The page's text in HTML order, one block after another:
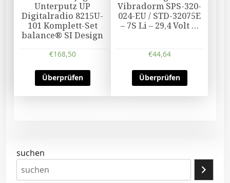
Unterputz UP
Digitalradio 8215U-
101 Komplett-Set
balance® SI Design
€168,50
Überprüfen
Vibradorm SPS-320-
024-EU / STD-32075E
– 7S Li – 29,4 Volt …
€44,64
Überprüfen
suchen